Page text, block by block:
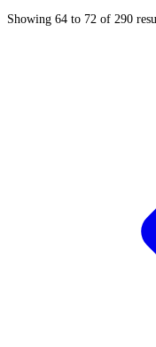
Showing 64 to 72 of 290